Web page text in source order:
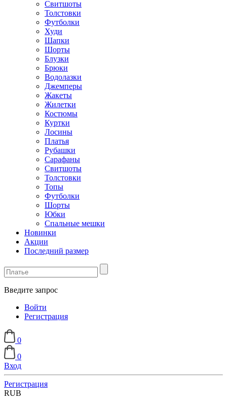
Свитшоты
Толстовки
Футболки
Худи
Шапки
Шорты
Блузки
Брюки
Водолазки
Джемперы
Жакеты
Жилетки
Костюмы
Куртки
Лосины
Платья
Рубашки
Сарафаны
Свитшоты
Толстовки
Топы
Футболки
Шорты
Юбки
Спальные мешки
Новинки
Акции
Последний размер
Введите запрос
Войти
Регистрация
0
0
Вход
Регистрация
RUB